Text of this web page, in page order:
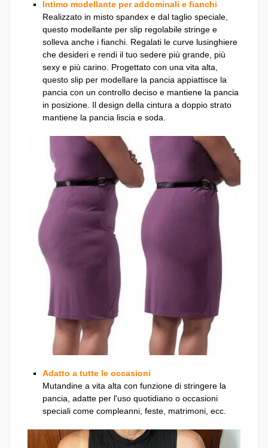
Intimo modellante per addominali e fianchi
Realizzato in misto spandex e dal taglio speciale,
questo modellante per slip regolabile stringe e
solleva anche i fianchi. Regalati le curve lusinghiere
che desideri e rendi il tuo sedere più grande, più
sexy e più carino. Progettato con una vita alta,
questo slip per modellare la pancia appiattisce la
pancia con un controllo deciso e mantiene la pancia
in posizione. Il design della cintura a doppio strato
mantiene la pancia liscia e soda.
Adatto a tutte le occasioni
Mutandine a vita alta con funzione di stringere la
pancia, adatte per l'uso quotidiano o occasioni
speciali come compleanni, feste, matrimoni, ecc.